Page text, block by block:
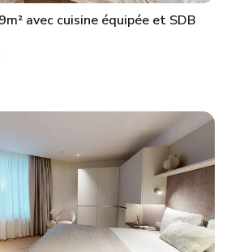
avec cuisine équipée et SDB